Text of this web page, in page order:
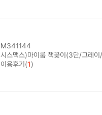
M341144
시스맥스)마이룸 책꽂이(3단/그레
이용후기(1)